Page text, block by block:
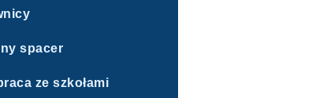
spacer
ze szkołami